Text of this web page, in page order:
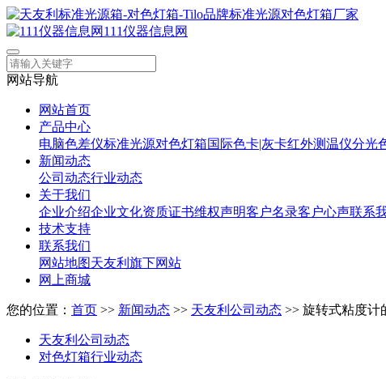
111仪器信息网
网站导航
网站首页
产品中心
电脑色差仪标准光源对色灯箱国际色卡|灰卡红外测温仪分光
新闻动态
公司动态行业动态
关于我们
企业介绍企业文化资质证书维权声明客户名录客户心声联系
技术支持
联系我们
网站地图天友利旗下网站
网上商城
您的位置： 首页 >> 新闻动态 >> 天友利公司动态 >> 旋转式粘度计
天友利公司动态
对色灯箱行业动态